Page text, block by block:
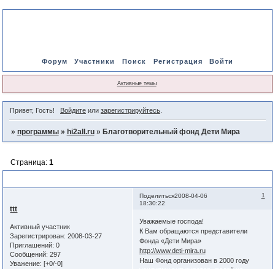
Форум Участники Поиск Регистрация Войти
Активные темы
Привет, Гость! Войдитеили зарегистрируйтесь.
» программы » hi2all.ru » Благотворительный фонд Дети Мира
Страница: 1
Поделиться 1
2008-04-06
18:30:22
ttt
Активный участник
Зарегистрирован: 2008-03-27
Приглашений: 0
Сообщений: 297
Уважение: [+0/-0]
Уважаемые господа!
К Вам обращаются представители
Фонда «Дети Мира»
http://www.deti-mira.ru
Наш Фонд организован в 2000 году